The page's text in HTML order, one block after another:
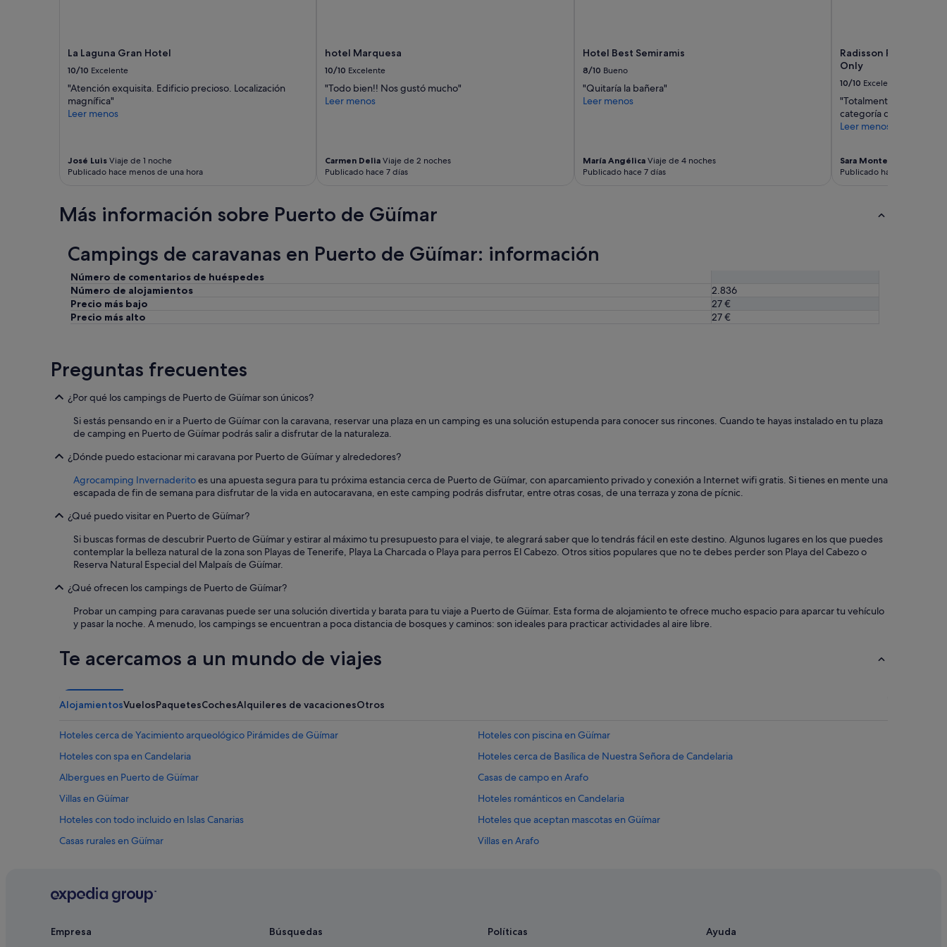
La Laguna Gran Hotel
10/10 Excelente
"Atención exquisita. Edificio precioso. Localización
magnífica"
Leer menos
José Luis Viaje de 1 noche
Publicado hace menos de una hora
hotel Marquesa
10/10 Excelente
"Todo bien!! Nos gustó mucho"
Leer menos
Carmen Delia Viaje de 2 noches
Publicado hace 7 días
Hotel Best Semiramis
8/10 Bueno
"Quitaría la bañera"
Leer menos
María AngélicaViaje de 4 noches
Publicado hace 7 días
Radisson Resort &
Only
10/10 Excelente
"Totalmente
categoría de 5 estrellas."
Leer menos
Sara Montero
Publicado hace 9 días
Más información sobre Puerto de Güímar
Campings de caravanas en Puerto de Güímar: información
Número de comentarios de huéspedes
Número de alojamientos
2.836
Precio más bajo
27 €
Precio más alto
27 €
Preguntas frecuentes
¿Por qué los campings de Puerto de Güímar son únicos?
Si estás pensando en ir a Puerto de Güímar con la caravana, reservar una plaza en un camping es una solución estupenda para conocer sus rincones. Cuando te hayas instalado en tu plaza
de camping en Puerto de Güímar podrás salir a disfrutar de la naturaleza.
¿Dónde puedo estacionar mi caravana por Puerto de Güímar y alrededores?
Agrocamping Invernaderitoes una apuesta segura para tu próxima estancia cerca de Puerto de Güímar, con aparcamiento privado y conexión a Internet wifi gratis. Si tienes en mente una
escapada de fin de semana para disfrutar de la vida en autocaravana, en este camping podrás disfrutar, entre otras cosas, de una terraza y zona de pícnic.
¿Qué puedo visitar en Puerto de Güímar?
Si buscas formas de descubrir Puerto de Güímar y estirar al máximo tu presupuesto para el viaje, te alegrará saber que lo tendrás fácil en este destino. Algunos lugares en los que puedes
contemplar la belleza natural de la zona son Playas de Tenerife, Playa La Charcada o Playa para perros El Cabezo. Otros sitios populares que no te debes perder son Playa del Cabezo o
Reserva Natural Especial del Malpaís de Güímar.
¿Qué ofrecen los campings de Puerto de Güímar?
Probar un camping para caravanas puede ser una solución divertida y barata para tu viaje a Puerto de Güímar. Esta forma de alojamiento te ofrece mucho espacio para aparcar tu vehículo
y pasar la noche. A menudo, los campings se encuentran a poca distancia de bosques y caminos: son ideales para practicar actividades al aire libre.
Te acercamos a un mundo de viajes
AlojamientosVuelosPaquetesCochesAlquileres de vacacionesOtros
Hoteles cerca de Yacimiento arqueológico Pirámides de Güímar
Hoteles con piscina en Güímar
Hoteles con spa en Candelaria
Hoteles cerca de Basílica de Nuestra Señora de Candelaria
Albergues en Puerto de Güímar
Casas de campo en Arafo
Villas en Güímar
Hoteles románticos en Candelaria
Hoteles con todo incluido en Islas Canarias
Hoteles que aceptan mascotas en Güímar
Casas rurales en Güímar
Villas en Arafo
Apartamentos en Güímar
Casas privadas de vacaciones en Güímar
Empresa Búsquedas Políticas Ayuda